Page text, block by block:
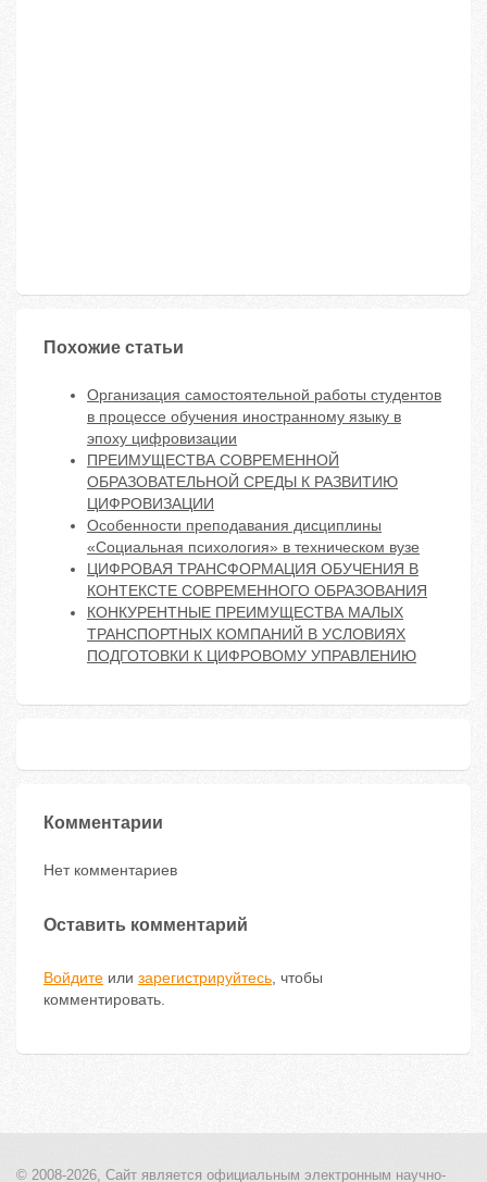
Похожие статьи
Организация самостоятельной работы студентов
в процессе обучения иностранному языку в
эпоху цифровизации
ПРЕИМУЩЕСТВА СОВРЕМЕННОЙ
ОБРАЗОВАТЕЛЬНОЙ СРЕДЫ К РАЗВИТИЮ
ЦИФРОВИЗАЦИИ
Особенности преподавания дисциплины
«Социальная психология» в техническом вузе
ЦИФРОВАЯ ТРАНСФОРМАЦИЯ ОБУЧЕНИЯ В
КОНТЕКСТЕ СОВРЕМЕННОГО ОБРАЗОВАНИЯ
КОНКУРЕНТНЫЕ ПРЕИМУЩЕСТВА МАЛЫХ
ТРАНСПОРТНЫХ КОМПАНИЙ В УСЛОВИЯХ
ПОДГОТОВКИ К ЦИФРОВОМУ УПРАВЛЕНИЮ
Комментарии
Нет комментариев
Оставить комментарий
Войдите или зарегистрируйтесь, чтобы
комментировать.
© 2008-2026, Сайт является официальным электронным научно-